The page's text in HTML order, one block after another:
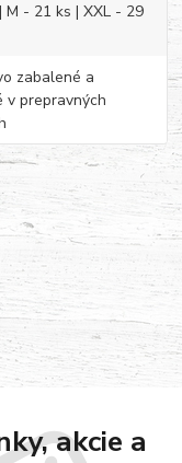
M - 21 ks | XXL - 29
zabalené a
v prepravných
akcie a